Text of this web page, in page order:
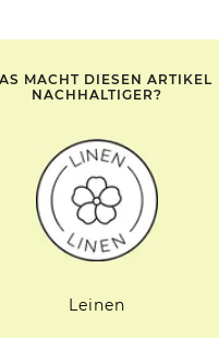
MACHT DIESEN ARTIKEL
NACHHALTIGER?
Leinen